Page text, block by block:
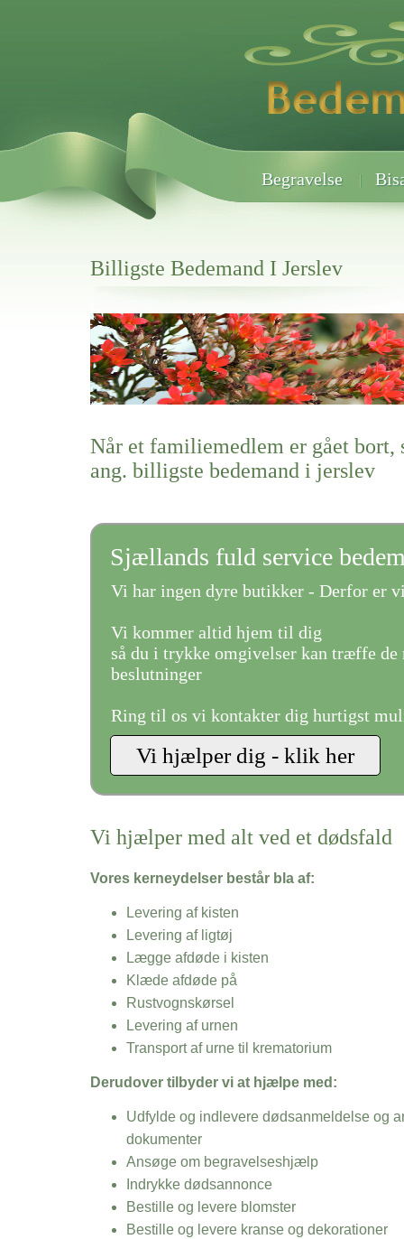
Begravelse
Billigste Bedemand I Jerslev
Her hos os får du altid en god afslutning når det gælder
Billigste Bedemand I Jerslev
vi hjælper i alle faser af begravelsel
Når et familiemedlem er gået bort,
ang. billigste bedemand i jerslev
Sjællands fuld service
Vi har ingen dyre butikker - Derfor er
Vi kommer altid hjem til dig
så du i trykke omgivelser kan træffe de
beslutninger
Ring til os vi kontakter dig hurtigst
Vi hjælper med alt ved et dødsfald
Vores kerneydelser består bla af:
Levering af kisten
Levering af ligtøj
Lægge afdøde i kisten
Klæde afdøde på
Rustvognskørsel
Levering af urnen
Transport af urne til krematorium
Derudover tilbyder vi at hjælpe med:
Udfylde og indlevere dødsanmeldelse og
dokumenter
Ansøge om begravelseshjælp
Indrykke dødsannonce
Bestille og levere blomster
Bestille og levere kranse og dekorationer